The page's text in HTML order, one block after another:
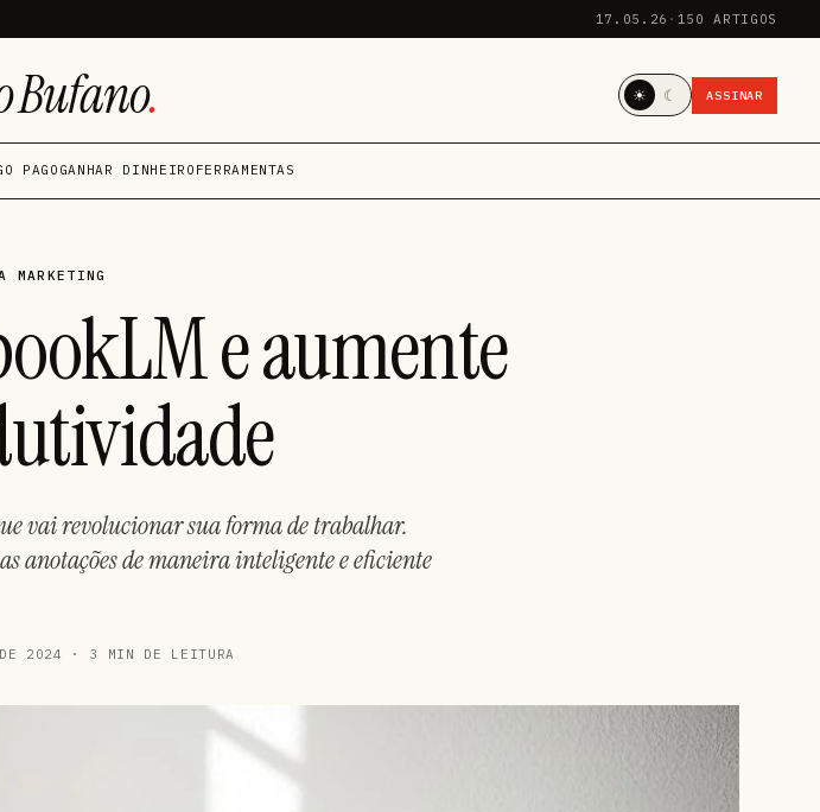
17.05.26 · 150 ARTIGOS
Bufano. ☀ ☾ ASSINAR
PAGO GANHAR DINHEIRO FERRAMENTAS
MARKETING
e aumente
vai revolucionar sua forma de trabalhar.
anotações de maneira inteligente e eficiente
DE 2024 · 3 MIN DE LEITURA